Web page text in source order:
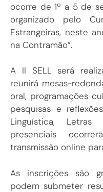
ocorre de 1º a 5 de
organizado pelo
Estrangeiras, neste
na Contramão”.
A II SELL será
reunirá mesas-
oral, programações
pesquisas e
Linguística,
presenciais
transmissão online
As inscrições são
podem submeter